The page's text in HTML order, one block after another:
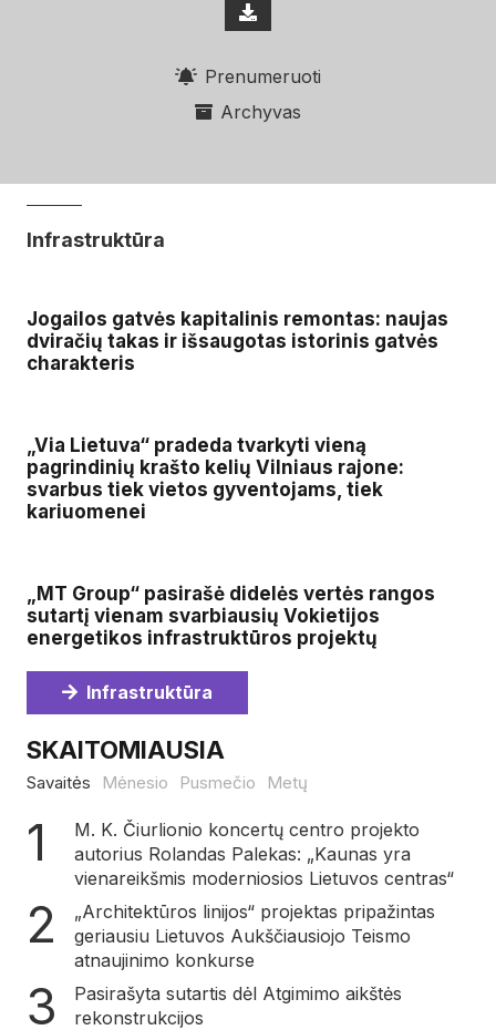
Prenumeruoti
Archyvas
Infrastruktūra
Jogailos gatvės kapitalinis remontas: naujas
dviračių takas ir išsaugotas istorinis gatvės
charakteris
„Via Lietuva“ pradeda tvarkyti vieną
pagrindinių krašto kelių Vilniaus rajone:
svarbus tiek vietos gyventojams, tiek
kariuomenei
„MT Group“ pasirašė didelės vertės rangos
sutartį vienam svarbiausių Vokietijos
energetikos infrastruktūros projektų
Infrastruktūra
SKAITOMIAUSIA
Savaitės Mėnesio Pusmečio Metų
M. K. Čiurlionio koncertų centro projekto
autorius Rolandas Palekas: „Kaunas yra
vienareikšmis moderniosios Lietuvos centras“
„Architektūros linijos“ projektas pripažintas
geriausiu Lietuvos Aukščiausiojo Teismo
atnaujinimo konkurse
Pasirašyta sutartis dėl Atgimimo aikštės
rekonstrukcijos